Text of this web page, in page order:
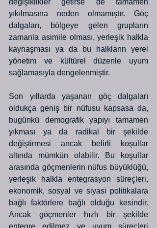
değişiklikler getirse de tamamen
yıkılmasına neden olmamıştır. Göç
dalgaları, bölgeye gelen grupların
zamanla asimile olması, yerleşik halkla
kaynaşması ya da bu halkların yerel
yönetim ve kültürel düzenle uyum
sağlamasıyla dengelenmiştir.
Son yıllarda yaşanan göç dalgaları
oldukça geniş bir nüfusu kapsasa da,
bugünkü demografik yapıyı tamamen
yıkması ya da radikal bir şekilde
değiştirmesi ancak belirli koşullar
altında mümkün olabilir. Bu koşullar
arasında göçmenlerin nüfus büyüklüğü,
yerleşik halkla entegrasyon süreçleri,
ekonomik, sosyal ve siyasi politikalara
bağlı faktörlere bağlı olduğu kesindir.
Ancak göçmenler hızlı bir şekilde
entegre edilmez ve uyum süreçleri